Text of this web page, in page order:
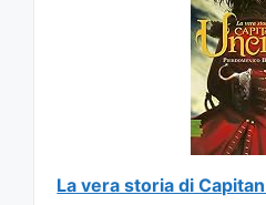
La vera storia di